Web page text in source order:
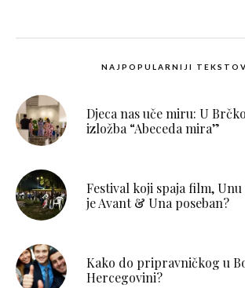
NAJPOPULARNIJI
Djeca nas uče miru: U
izložba “Abeceda mira”
Festival koji spaja film, Unu
je Avant & Una poseban?
Kako do pripravničkog u
Hercegovini?